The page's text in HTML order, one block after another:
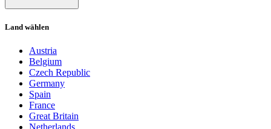
Land wählen
Austria
Belgium
Czech Republic
Germany
Spain
France
Great Britain